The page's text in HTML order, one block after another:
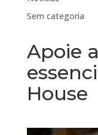
Sem categoria
Apoie
House